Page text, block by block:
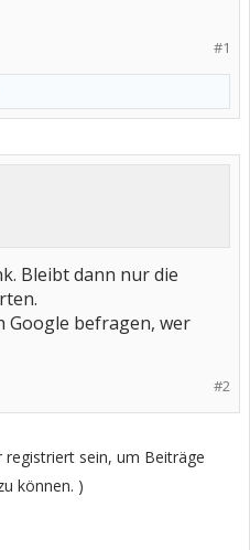
#1
Bleibt dann nur die
Google befragen, wer
#2
sein, um Beiträge
können. )